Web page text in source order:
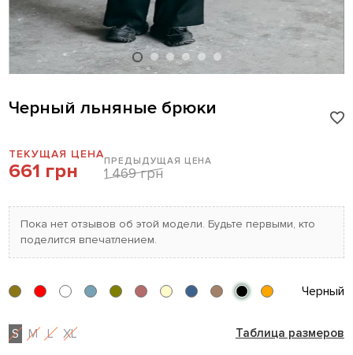
Черный льняные брюки
ТЕКУЩАЯ ЦЕНА
661 грн ПРЕДЫДУЩАЯ ЦЕНА
1 469 грн
Пока нет отзывов об этой модели. Будьте первыми, кто
поделится впечатлением.
Черный
S M L XL Таблица размеров